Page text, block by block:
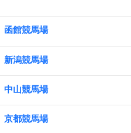
函館競馬場
新潟競馬場
中山競馬場
京都競馬場